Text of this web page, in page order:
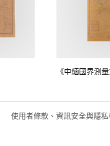
《中緬國界測
使用者條款、資訊安全與隱